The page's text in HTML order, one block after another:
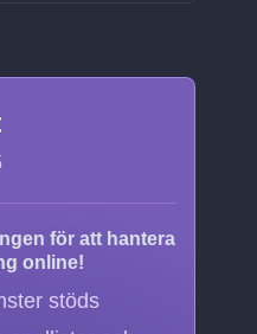
för att hantera
online!
stöds